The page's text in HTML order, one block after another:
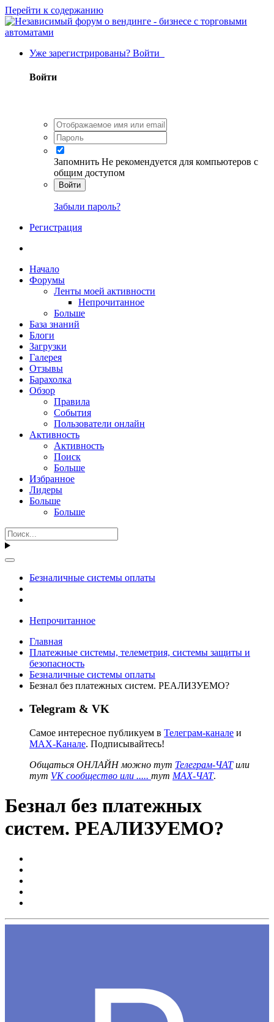
Перейти к содержанию
Уже зарегистрированы? Войти
Войти
Запомнить Не рекомендуется для компьютеров с
общим доступом
Войти
Забыли пароль?
Регистрация
Начало
Форумы
Ленты моей активности
Непрочитанное
Больше
База знаний
Блоги
Загрузки
Галерея
Отзывы
Барахолка
Обзор
Правила
События
Пользователи онлайн
Активность
Активность
Поиск
Больше
Избранное
Лидеры
Больше
Больше
Безналичные системы оплаты
Непрочитанное
Главная
Платежные системы, телеметрия, системы защиты и
безопасность
Безналичные системы оплаты
Безнал без платежных систем. РЕАЛИЗУЕМО?
Telegram & VK
Самое интересное публикуем в Телеграм-канале и
MAX-Канале. Подписывайтесь!
Общаться ОНЛАЙН можно тут Телеграм-ЧАТили
тут VK сообщество или ..... тут MAX-ЧАТ.
Безнал без платежных
систем. РЕАЛИЗУЕМО?